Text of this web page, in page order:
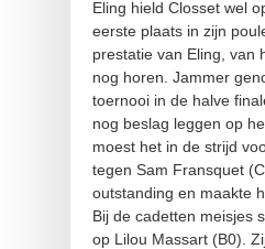
Eling hield Closset wel
eerste plaats in zijn
prestatie van Eling, van
nog horen. Jammer
toernooi in de halve
nog beslag leggen op
moest het in de strijd
tegen Sam Fransquet
outstanding en maakte
Bij de cadetten meisjes
op Lilou Massart (B0).